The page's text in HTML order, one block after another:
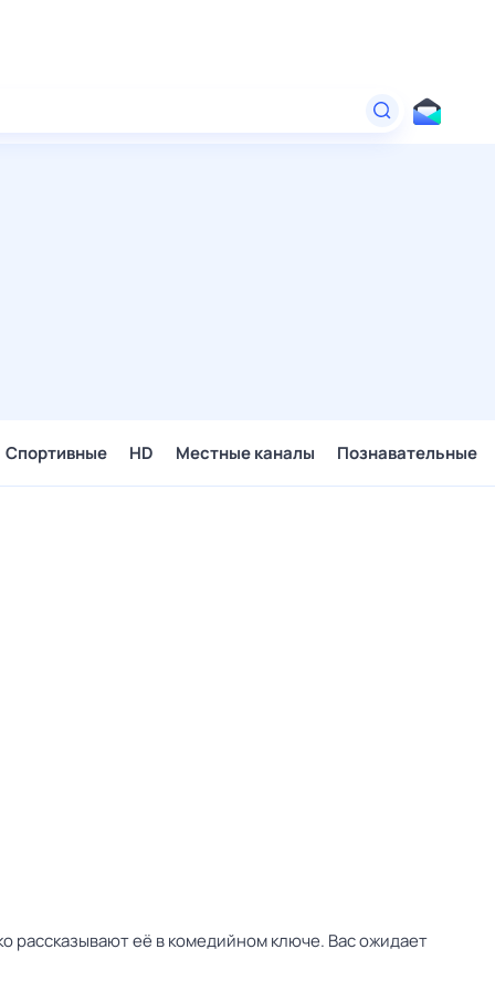
Спортивные HD Местные каналы Познавательные
рассказывают её в комедийном ключе. Вас ожидает